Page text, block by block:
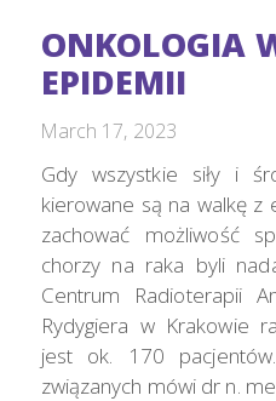
ONKOLOGIA
EPIDEMII
March 17, 2023
Gdy wszystkie siły i
kierowane są na walkę z
zachować możliwość
chorzy na raka byli
Centrum Radioterapii
Rydygiera w Krakowie
jest ok. 170
związanych mówi dr n.